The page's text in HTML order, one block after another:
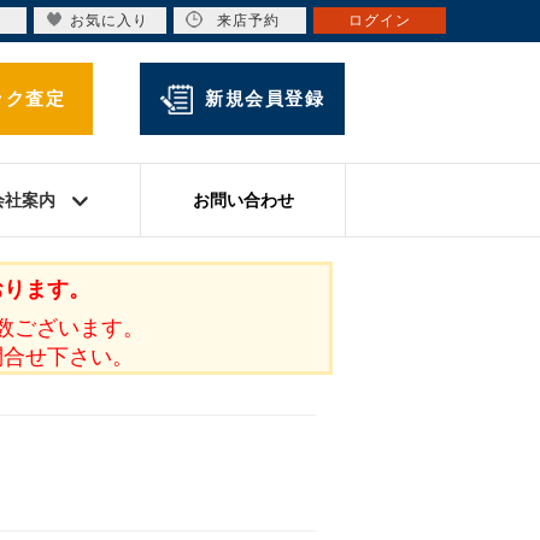
査定 新規会員登録
社案内 お問い合わせ
ます。
ざいます。
せ下さい。
お気に入り 来店予約 ログイン